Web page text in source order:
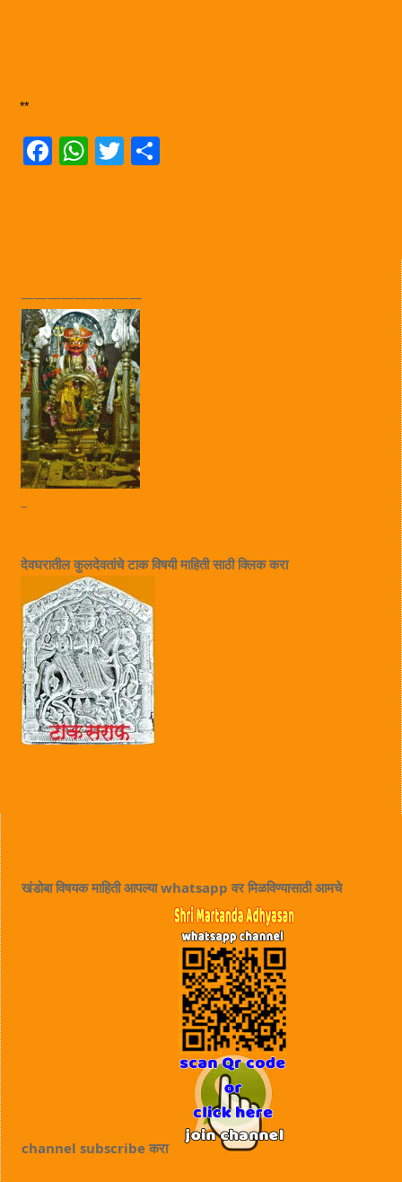
**
Facebook
WhatsApp
Twitter
—————————
–
देवघरातील कुलदेवतांचे टाक विषयी माहिती साठी क्लिक करा
खंडोबा विषयक माहिती आपल्या whatsapp वर मिळविण्यासाठी आमचे
channel subscribe करा